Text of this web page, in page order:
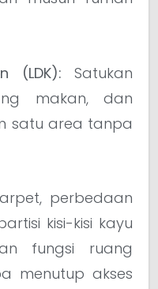
(LDK): Satukan
makan, dan
satu area tanpa
perbedaan
kisi-kisi kayu
fungsi ruang
menutup akses